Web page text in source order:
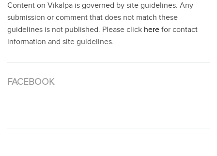
Content on Vikalpa is governed by site guidelines. Any
submission or comment that does not match these
guidelines is not published. Please click here for contact
information and site guidelines.
FACEBOOK